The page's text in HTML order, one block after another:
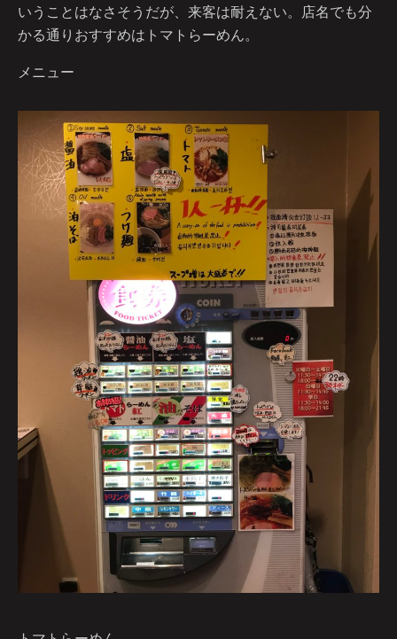
いうことはなさそうだが、来客は耐えない。店名でも分
かる通りおすすめはトマトらーめん。
メニュー